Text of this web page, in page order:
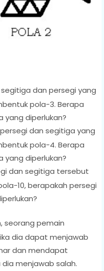
dan persegi yang
pola-3. Berapa
yang diperlukan?
dan segitiga yang
pola-4. Berapa
yang diperlukan?
dan segitiga tersebut
10, berapakah persegi
seorang pemain
dia dapat menjawab
dan mendapat
menjawab salah.